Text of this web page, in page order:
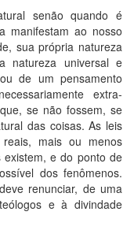
senão quando é
manifestam ao nosso
sua própria natureza
natureza universal e
de um pensamento
extra-
se não fossem, se
das coisas. As leis
mais ou menos
existem, e do ponto de
dos fenômenos.
renunciar, de uma
e à divindade